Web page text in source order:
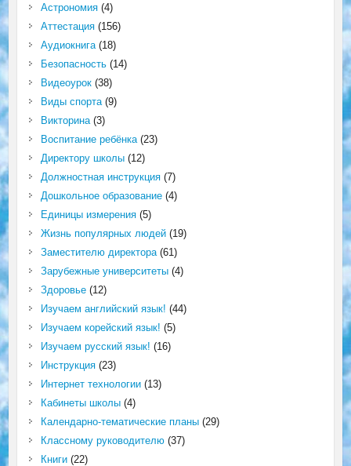
Астрономия(4)
Аттестация(156)
Аудиокнига(18)
Безопасность(14)
Видеоурок(38)
Виды спорта(9)
Викторина(3)
Воспитание ребёнка(23)
Директору школы(12)
Должностная инструкция(7)
Дошкольное образование(4)
Единицы измерения(5)
Жизнь популярных людей(19)
Заместителю директора(61)
Зарубежные университеты(4)
Здоровье(12)
Изучаем английский язык! (44)
Изучаем корейский язык! (5)
Изучаем русский язык! (16)
Инструкция(23)
Интернет технологии(13)
Кабинеты школы(4)
Календарно-тематические планы(29)
Классному руководителю(37)
Книги(22)